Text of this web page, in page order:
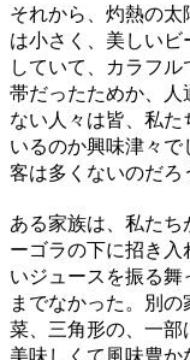
それから、灼熱の
は小さく、美しい
していて、カラフ
帯だったためか、
ない人々は皆、私
いるのか興味津々
客は多くないのだろ
ある家族は、私た
ーゴラの下に招き
いジュースを振る
までなかった。別
菜、三角形の、一部